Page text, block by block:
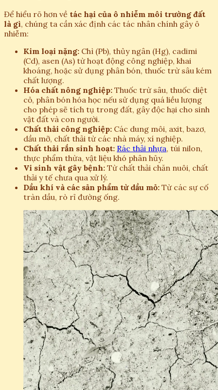
Để hiểu rõ hơn về tác hại của ô nhiễm môi trường đất
là gì, chúng ta cần xác định các tác nhân chính gây ô
nhiễm:
Kim loại nặng: Chì (Pb), thủy ngân (Hg), cadimi
(Cd), asen (As) từ hoạt động công nghiệp, khai
khoáng, hoặc sử dụng phân bón, thuốc trừ sâu kém
chất lượng.
Hóa chất nông nghiệp: Thuốc trừ sâu, thuốc diệt
cỏ, phân bón hóa học nếu sử dụng quá liều lượng
cho phép sẽ tích tụ trong đất, gây độc hại cho sinh
vật đất và con người.
Chất thải công nghiệp: Các dung môi, axit, bazơ,
dầu mỡ, chất thải từ các nhà máy, xí nghiệp.
Chất thải rắn sinh hoạt: Rác thải nhựa, túi nilon,
thực phẩm thừa, vật liệu khó phân hủy.
Vi sinh vật gây bệnh: Từ chất thải chăn nuôi, chất
thải y tế chưa qua xử lý.
Dầu khí và các sản phẩm từ dầu mỏ: Từ các sự cố
tràn dầu, rò rỉ đường ống.